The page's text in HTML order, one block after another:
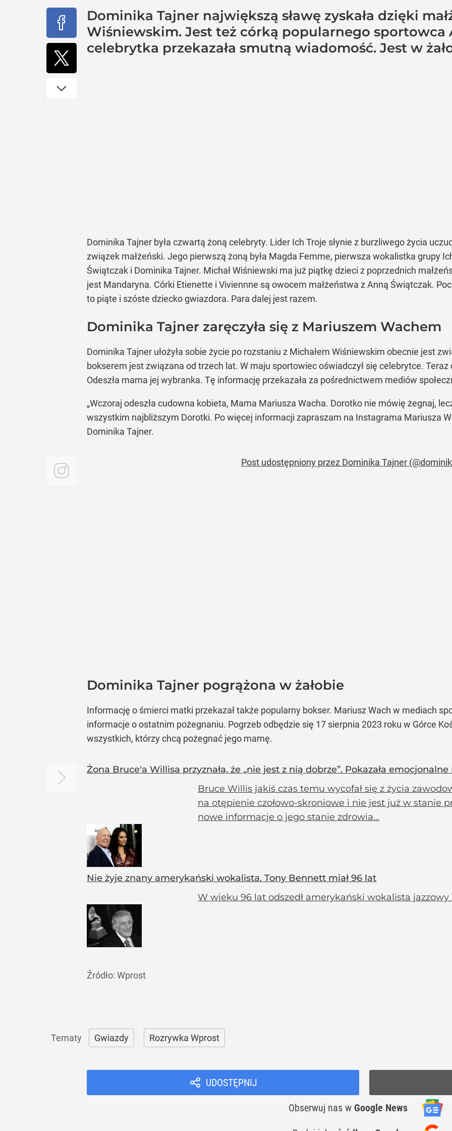
Dominika Tajner największą sławę zyskała dzięki
Wiśniewskim. Jest też córką popularnego sportowca
celebrytka przekazała smutną wiadomość. Jest w
Dominika Tajner była czwartą żoną celebryty. Lider Ich Troje słynie z burzliwego życia
związek małżeński. Jego pierwszą żoną była Magda Femme, pierwsza wokalistka grupy
Świątczak i Dominika Tajner. Michał Wiśniewski ma już piątkę dzieci z poprzednich
jest Mandaryna. Córki Etienette i Viviennne są owocem małżeństwa z Anną Świątczak.
to piąte i szóste dziecko gwiazdora. Para dalej jest razem.
Dominika Tajner zaręczyła się z Mariuszem Wachem
Dominika Tajner ułożyła sobie życie po rozstaniu z Michałem Wiśniewskim obecnie jest
bokserem jest związana od trzech lat. W maju sportowiec oświadczył się celebrytce.
Odeszła mama jej wybranka. Tę informację przekazała za pośrednictwem mediów
„Wczoraj odeszła cudowna kobieta, Mama Mariusza Wacha. Dorotko nie mówię żegnaj,
wszystkim najbliższym Dorotki. Po więcej informacji zapraszam na Instagrama Mariusza
Dominika Tajner.
Post udostępniony przez Dominika Tajner
Dominika Tajner pogrążona w żałobie
Informację o śmierci matki przekazał także popularny bokser. Mariusz Wach w mediach
informacje o ostatnim pożegnaniu. Pogrzeb odbędzie się 17 sierpnia 2023 roku w Górce
wszystkich, którzy chcą pożegnać jego mamę.
Żona Bruce'a Willisa przyznała, że „nie jest z nią dobrze”. Pokazała
Bruce Willis jakiś czas temu wycofał się z życia
na otępienie czołowo-skroniowe i nie jest już w stanie
nowe informacje o jego stanie zdrowia...
Nie żyje znany amerykański wokalista. Tony Bennett miał 96 lat
W wieku 96 lat odszedł amerykański wokalista
Źródło: Wprost
Gwiazdy Rozrywka Wprost
UDOSTĘPNIJ
Obserwuj nas w Google News